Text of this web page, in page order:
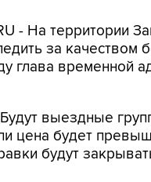
- На территории
за качеством
глава временной
выездные
цена будет
будут